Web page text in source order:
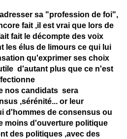
sa "profession de foi",
fait ,il est vrai que lors de
fait le décompte des voix
les élus de limours ce qui lui
qu'exprimer ses choix
d'autant plus que ce n'est
nos candidats sera
,sérénité... or leur
d'hommes de consensus ou
moins d'ouverture politique
des politiques ,avec des